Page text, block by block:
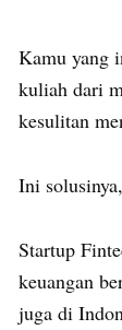
Kamu yang
kuliah dari
kesulitan
Ini
Startup
keuangan
juga di